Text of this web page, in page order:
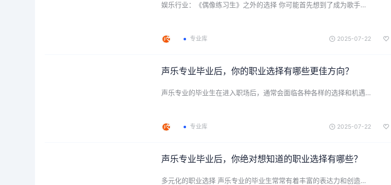
娱乐行业：《偶像练习生》之外的选择 你可能首先想到了成为歌手…
专业库 2025-07-22
声乐专业毕业后，你的职业选择有哪些更佳方向？
声乐专业的毕业生在进入职场后，通常会面临各种各样的选择和机遇…
专业库 2025-07-22
声乐专业毕业后，你绝对想知道的职业选择有哪些？
多元化的职业选择 声乐专业的毕业生常常有着丰富的表达力和创造…